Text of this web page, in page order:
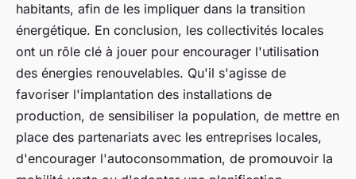
habitants, afin de les impliquer dans la transition
énergétique. En conclusion, les collectivités locales
ont un rôle clé à jouer pour encourager l'utilisation
des énergies renouvelables. Qu'il s'agisse de
favoriser l'implantation des installations de
production, de sensibiliser la population, de mettre en
place des partenariats avec les entreprises locales,
d'encourager l'autoconsommation, de promouvoir la